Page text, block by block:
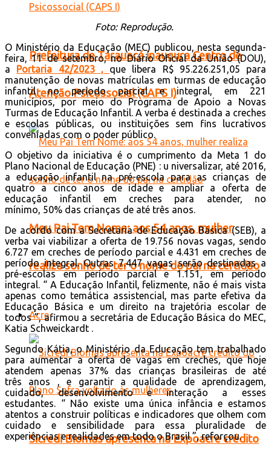
Prefeitura de Tarauacá inaugura Centro de
Atenção Psicossocial (CAPS I)
Meu Pai Tem Nome: aos 54 anos, mulher
realiza sonho de ter o nome do pai na certidão
Acre
Sicredi Biomas apresenta na Expoacre crédito
Foto: Reprodução.
O Ministério da Educação (MEC) publicou, nesta segunda-
feira, 11 de setembro, no Diário Oficial da União (DOU),
a Portaria 42/2023 , que libera R$ 95.226.251,05 para
manutenção de novas matrículas em turmas de educação
infantil no período parcial e integral, em 221
municípios, por meio do Programa de Apoio a Novas
Turmas de Educação Infantil. A verba é destinada a creches
e escolas públicas, ou instituições sem fins lucrativos
conveniadas com o poder público.
O objetivo da iniciativa é o cumprimento da Meta 1 do
Plano Nacional de Educação (PNE) : u niversalizar, até 2016,
a educação infantil na pré-escola para as crianças de
quatro a cinco anos de idade e ampliar a oferta de
educação infantil em creches para atender, no
mínimo, 50% das crianças de até três anos.
De acordo com a Secretaria de Educação Básica (SEB), a
verba vai viabilizar a oferta de 19.756 novas vagas, sendo
6.727 em creches de período parcial e 4.431 em creches de
período integral. Outras 7.447 vagas serão destinadas a
pré-escolas em período parcial e 1.151, em período
integral. “ A Educação Infantil, felizmente, não é mais vista
apenas como temática assistencial, mas parte efetiva da
Educação Básica e um direito na trajetória escolar de
todos ”, afirmou a secretária de Educação Básica do MEC,
Katia Schweickardt .
Segundo Kátia, o Ministério da Educação tem trabalhado
para aumentar a oferta de vagas em creches, que hoje
atendem apenas 37% das crianças brasileiras de até
três anos , e garantir a qualidade de aprendizagem,
cuidado, desenvolvimento e interação a esses
estudantes. “ Não existe uma única infância e estamos
atentos a construir políticas e indicadores que olhem com
cuidado e sensibilidade para essa pluralidade de
experiências e realidades em todo o Brasil ”, reforçou.